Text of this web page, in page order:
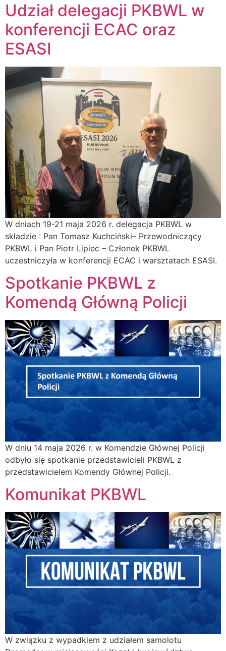
Udział delegacji PKBWL w
konferencji ECAC oraz
ESASI
W dniach 19-21 maja 2026 r. delegacja PKBWL w
składzie : Pan Tomasz Kuchciński– Przewodniczący
PKBWL i Pan Piotr Lipiec – Członek PKBWL
uczestniczyła w konferencji ECAC i warsztatach ESASI.
Spotkanie PKBWL z
Komendą Główną Policji
W dniu 14 maja 2026 r. w Komendzie Głównej Policji
odbyło się spotkanie przedstawicieli PKBWL z
przedstawicielem Komendy Głównej Policji.
Komunikat PKBWL
W związku z wypadkiem z udziałem samolotu